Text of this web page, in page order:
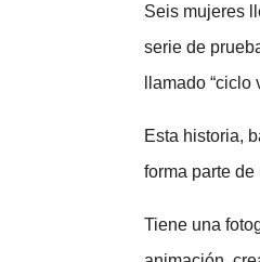
Seis mujeres
serie de
llamado “ciclo
Esta historia,
forma parte
Tiene una